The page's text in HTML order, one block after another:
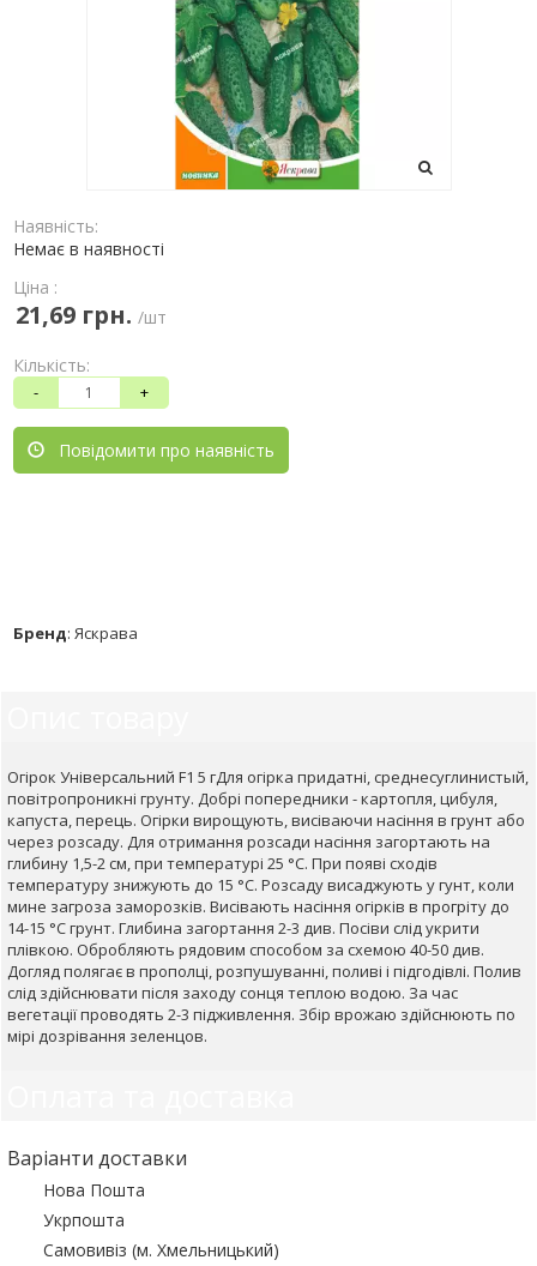
Наявність:
Немає в наявності
Ціна :
21,69 грн. /шт
Кількість:
- +
Повідомити про наявність
Бренд: Яскрава
Огірок Універсальний F1 5 гДля огірка придатні, среднесуглинистый,
повітропроникні грунту. Добрі попередники - картопля, цибуля,
капуста, перець. Огірки вирощують, висіваючи насіння в грунт або
через розсаду. Для отримання розсади насіння загортають на
глибину 1,5-2 см, при температурі 25 °С. При появі сходів
температуру знижують до 15 °С. Розсаду висаджують у гунт, коли
мине загроза заморозків. Висівають насіння огірків в прогріту до
14-15 °С грунт. Глибина загортання 2-3 див. Посіви слід укрити
плівкою. Обробляють рядовим способом за схемою 40-50 див.
Догляд полягає в прополці, розпушуванні, поливі і підгодівлі. Полив
слід здійснювати після заходу сонця теплою водою. За час
вегетації проводять 2-3 підживлення. Збір врожаю здійснюють по
мірі дозрівання зеленцов.
Варіанти доставки
Нова Пошта
Укрпошта
Самовивіз (м. Хмельницький)